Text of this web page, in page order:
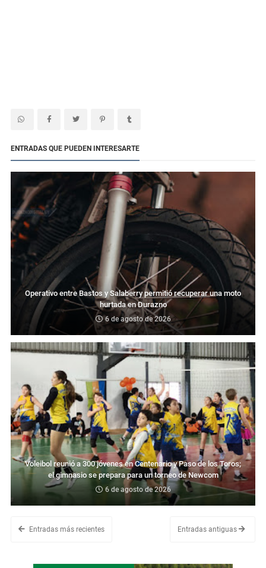
ENTRADAS QUE PUEDEN INTERESARTE
Operativo entre Bastos y Salaberry permitió recuperar una moto
hurtada en Durazno
6 de agosto de 2026
Voleibol reunió a 300 jóvenes en Centenario y Paso de los Toros;
el gimnasio se prepara para un torneo de Newcom
6 de agosto de 2026
Entradas más recientes Entradas antiguas